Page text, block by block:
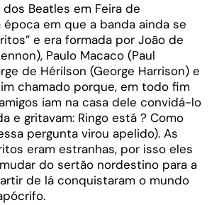
dos Beatles em Feira de
época em que a banda ainda se
e era formada por João de
Paulo Macaco (Paul
de Hérilson (George Harrison) e
chamado porque, em todo fim
iam na casa dele convidá-lo
e gritavam: Ringo está ? Como
pergunta virou apelido). As
eram estranhas, por isso eles
do sertão nordestino para a
de lá conquistaram o mundo